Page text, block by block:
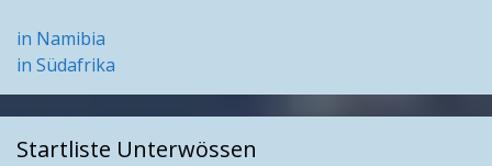
in Namibia
in Südafrika
Startliste Unterwössen